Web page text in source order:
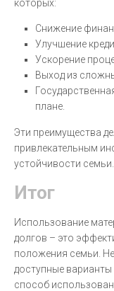
которых:
Снижение
Улучшение
Ускорение
Выход из
плане.
Эти преимущества
привлекательным
устойчивости семьи.
Итог
Использование
долгов – это
положения семьи.
доступные
способ